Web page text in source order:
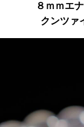
８ｍｍエ
クンツ